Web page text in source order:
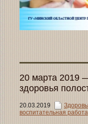
20 марта 2019
здоровья
20.03.2019
воспитательная работа